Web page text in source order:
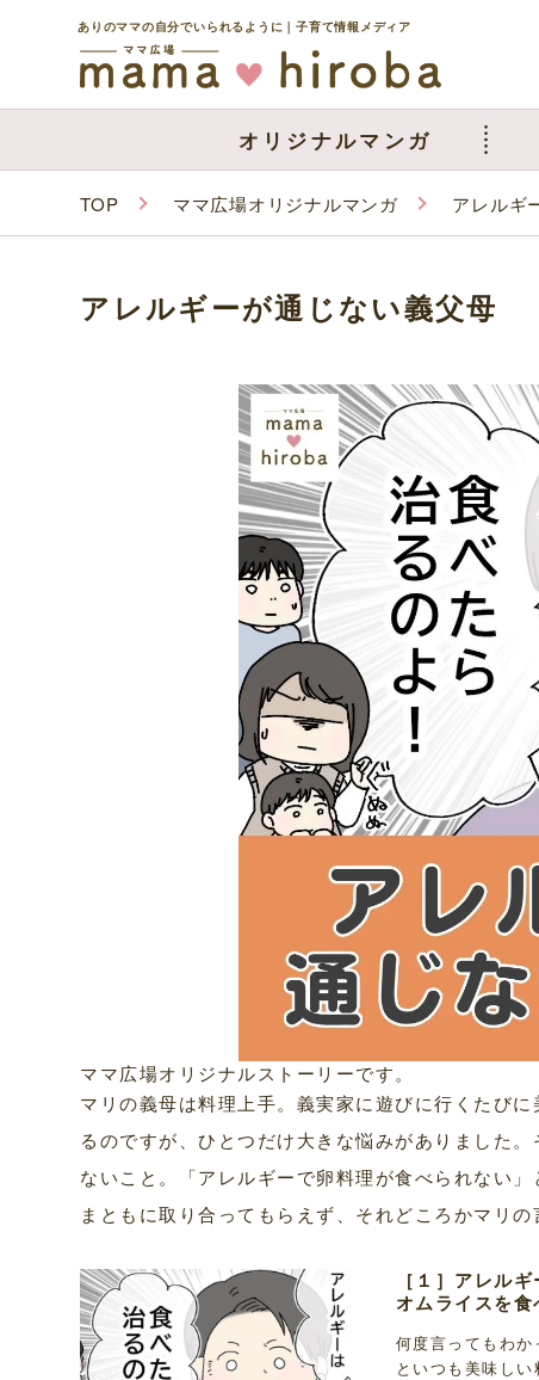
ありのママの自分でいられるように｜子育て情報メディア
オリジナルマンガ
TOP ママ広場オリジナルマンガ アレルギ
アレルギーが通じない義父母
ママ広場オリジナルストーリーです。
マリの義母は料理上手。義実家に遊びに行くたび
るのですが、ひとつだけ大きな悩みがありました
ないこと。「アレルギーで卵料理が食べられない
まともに取り合ってもらえず、それどころかマリ
［１］アレル
オムライスを
何度言ってもわ
といつも美味し